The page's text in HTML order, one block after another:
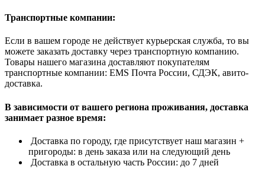
Транспортные компании:
Если в вашем городе не действует курьерская служба, то вы
можете заказать доставку через транспортную компанию.
Товары нашего магазина доставляют покупателям
транспортные компании: EMS Почта России, СДЭК, авито-
доставка.
В зависимости от вашего региона проживания, доставка
занимает разное время:
Доставка по городу, где присутствует наш магазин +
пригороды: в день заказа или на следующий день
Доставка в остальную часть России: до 7 дней